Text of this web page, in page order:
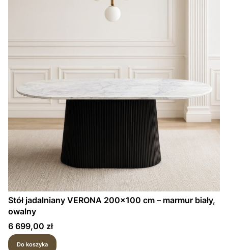
Stół jadalniany VERONA 200×100 cm – marmur biały,
owalny
Cena
6 699,00 zł
Do koszyka